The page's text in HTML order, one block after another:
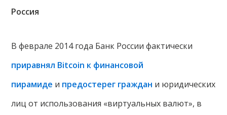
Россия
В феврале 2014 года Банк России фактически
приравнял Bitcoin к финансовой
пирамиде и предостерег граждан и юридических
лиц от использования «виртуальных валют», в